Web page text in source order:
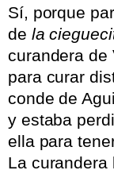
Sí, porque
de la
curandera de
para curar
conde de
y estaba
ella para
La curandera